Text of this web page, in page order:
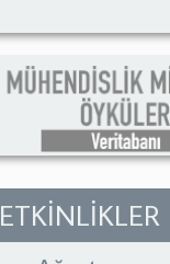
ETKİNLİKLER